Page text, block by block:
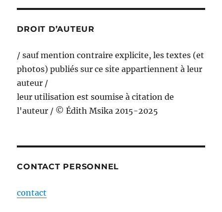
DROIT D’AUTEUR
/ sauf mention contraire explicite, les textes (et
photos) publiés sur ce site appartiennent à leur
auteur /
leur utilisation est soumise à citation de
l'auteur / © Édith Msika 2015-2025
CONTACT PERSONNEL
contact